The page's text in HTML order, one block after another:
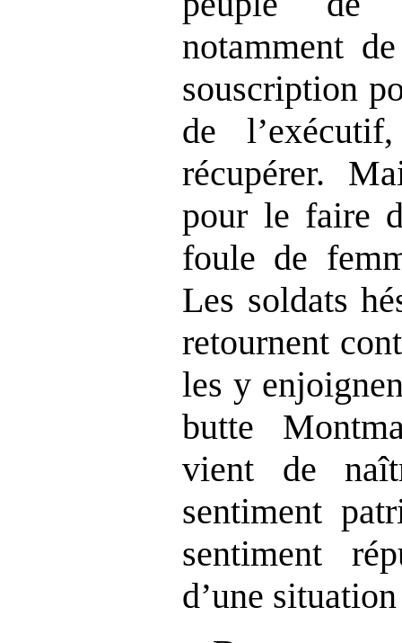
notamment
souscription
de
récupérer.
pour le faire
foule de
Les soldats
retournent
les y
butte
vient de
sentiment
sentiment
d’une